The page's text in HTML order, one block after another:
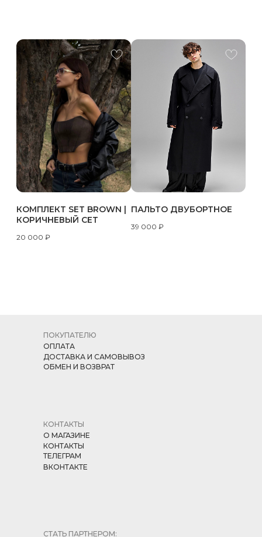
КОМПЛЕКТ SET BROWN |
КОРИЧНЕВЫЙ СЕТ
20 000 ₽
ПАЛЬТО ДВУБОРТНОЕ
39 000 ₽
СТАТЬ ПАРТНЕРОМ:
КОНТАКТЫ
О МАГАЗИНЕ
КОНТАКТЫ
ТЕЛЕГРАМ
ВКОНТАКТЕ
ПОКУПАТЕЛЮ
ОПЛАТА
ДОСТАВКА И САМОВЫВОЗ
ОБМЕН И ВОЗВРАТ